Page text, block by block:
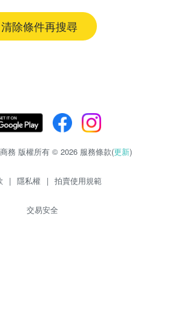
清除條件再搜尋
務 版權所有 © 2026 服務條款(更新)
| 隱私權 | 拍賣使用規範
交易安全